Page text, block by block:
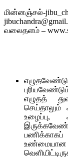
மின்னஞ்சல்-
வலைதளம் –
எழுதத்
செய்தாலும்
உழைப்பு,